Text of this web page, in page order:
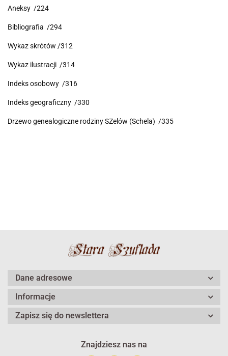
Aneksy /224
Bibliografia /294
Wykaz skrótów /312
Wykaz ilustracji /314
Indeks osobowy /316
Indeks geograficzny /330
Drzewo genealogiczne rodziny SZelów (Schela) /335
Dane adresowe
Informacje
Zapisz się do newslettera
Znajdziesz nas na